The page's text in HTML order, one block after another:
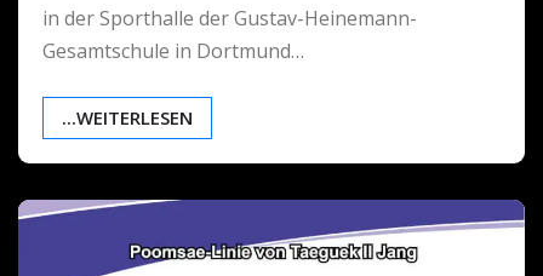
in der Sporthalle der Gustav-Heinemann-
Gesamtschule in Dortmund…
...WEITERLESEN